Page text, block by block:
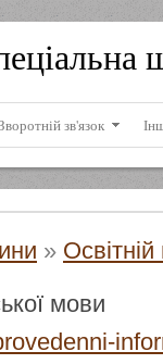
зв'язок
»
мови